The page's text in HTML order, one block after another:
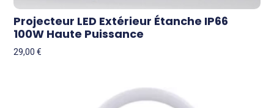
Projecteur LED Extérieur Étanche IP66
100W Haute Puissance
29,00€